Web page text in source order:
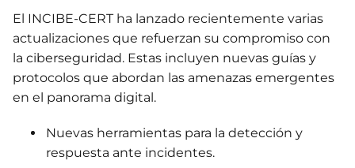
El INCIBE-CERT ha lanzado recientemente varias
actualizaciones que refuerzan su compromiso con
la ciberseguridad. Estas incluyen nuevas guías y
protocolos que abordan las amenazas emergentes
en el panorama digital.
Nuevas herramientas para la detección y
respuesta ante incidentes.